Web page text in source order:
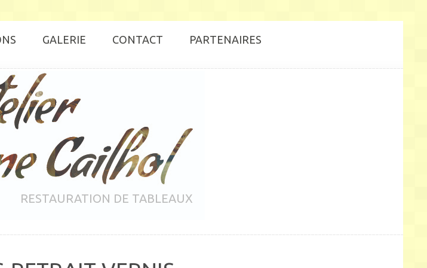
GALERIE CONTACT PARTENAIRES
RESTAURATION DE TABLEAUX